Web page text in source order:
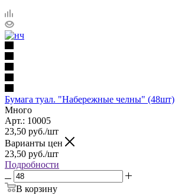
Бумага туал. "Набережные челны" (48шт)
Много
Арт.: 10005
23,50 руб./шт
Варианты цен
23,50 руб./шт
Подробности
В корзину